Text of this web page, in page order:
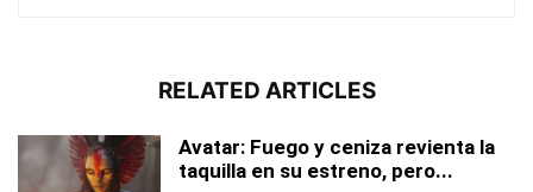
RELATED ARTICLES
Avatar: Fuego y ceniza revienta la
taquilla en su estreno, pero...